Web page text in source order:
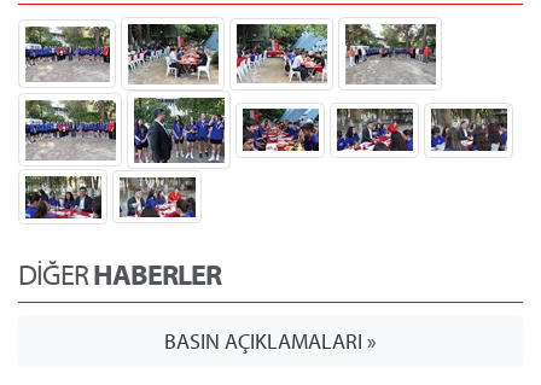
DİĞERHABERLER
BASIN AÇIKLAMALARI »